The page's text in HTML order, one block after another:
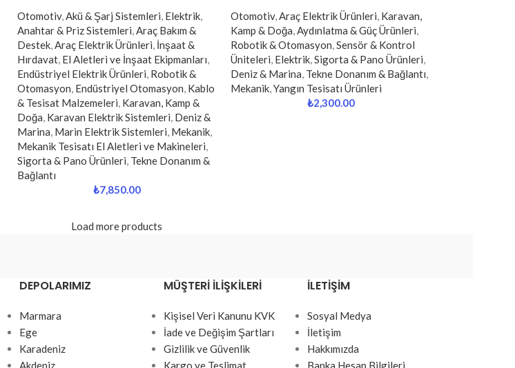
Otomotiv,Akü & Şarj Sistemleri, Elektrik,
Anahtar & Priz Sistemleri,Araç Bakım &
Destek,Araç Elektrik Ürünleri, İnşaat &
Hırdavat, El Aletleri ve İnşaat Ekipmanları,
Endüstriyel Elektrik Ürünleri, Robotik &
Otomasyon, Endüstriyel Otomasyon, Kablo
& Tesisat Malzemeleri, Karavan, Kamp &
Doğa, Karavan Elektrik Sistemleri, Deniz &
Marina, Marin Elektrik Sistemleri, Mekanik,
Mekanik Tesisatı El Aletleri ve Makineleri,
Sigorta & Pano Ürünleri, Tekne Donanım &
Bağlantı
₺7,850.00
Otomotiv,Araç Elektrik Ürünleri, Karavan,
Kamp & Doğa,Aydınlatma & Güç Ürünleri,
Robotik & Otomasyon,Sensör & Kontrol
Üniteleri, Elektrik,Sigorta & Pano Ürünleri,
Deniz & Marina, Tekne Donanım & Bağlantı,
Mekanik,Yangın Tesisatı Ürünleri
₺2,300.00
Load more products
DEPOLARIMIZ
Marmara
Ege
Karadeniz
Akdeniz
MÜŞTERI İLIŞKILERI
Kişisel Veri Kanunu KVK
İade ve Değişim Şartları
Gizlilik ve Güvenlik
Kargo ve Teslimat
İLETIŞIM
Sosyal Medya
İletişim
Hakkımızda
Banka Hesap Bilgileri